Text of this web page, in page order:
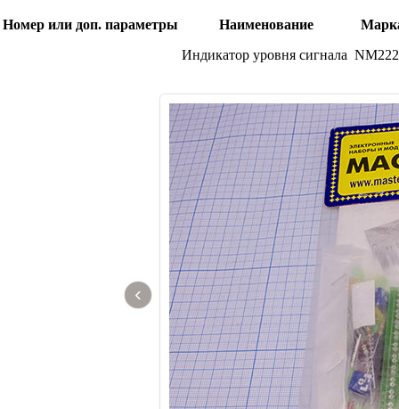
Номер или доп. параметры Наименование
Индикатор уровня сигнала
‹